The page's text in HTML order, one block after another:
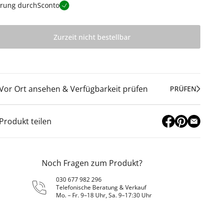
durchSconto
Zurzeit nicht bestellbar
Ort ansehen & Verfügbarkeit prüfen PRÜFEN
teilen
Noch Fragen zum Produkt?
030 677 982 296
Telefonische Beratung & Verkauf
Mo. – Fr. 9–18 Uhr, Sa. 9–17:30 Uhr